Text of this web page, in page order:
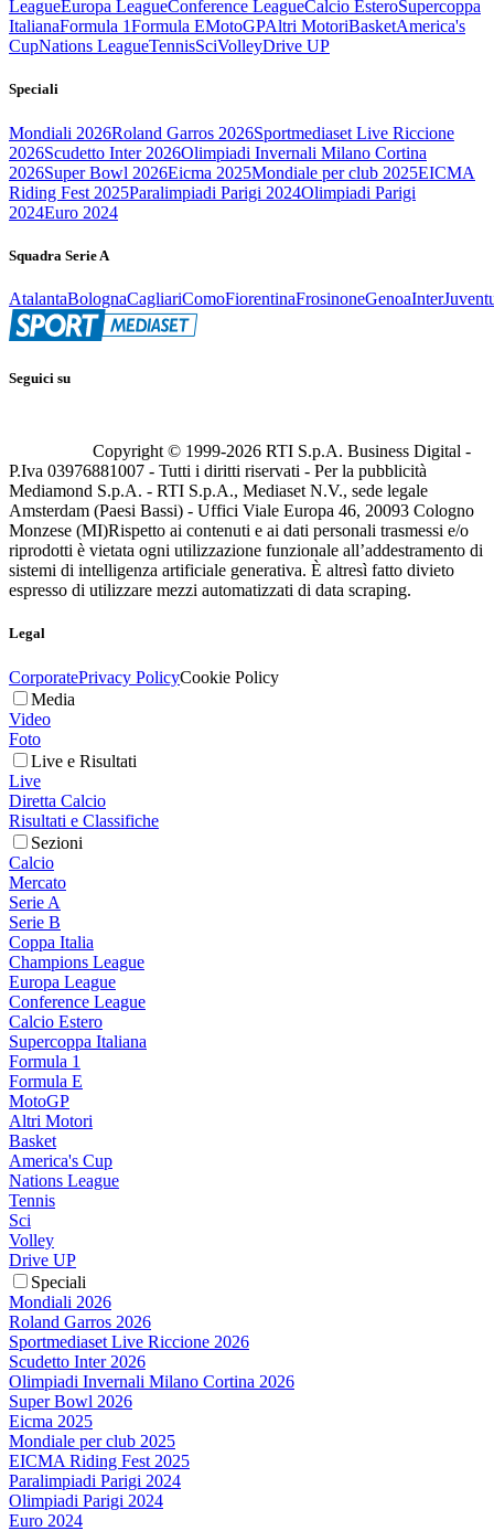
LeagueEuropa LeagueConference LeagueCalcio EsteroSupercoppa
ItalianaFormula 1Formula EMotoGPAltri MotoriBasketAmerica's
CupNations LeagueTennisSciVolleyDrive UP
Speciali
Mondiali 2026Roland Garros 2026Sportmediaset Live Riccione
2026Scudetto Inter 2026Olimpiadi Invernali Milano Cortina
2026Super Bowl 2026Eicma 2025Mondiale per club 2025EICMA
Riding Fest 2025Paralimpiadi Parigi 2024Olimpiadi Parigi
2024Euro 2024
Squadra Serie A
AtalantaBolognaCagliariComoFiorentinaFrosinoneGenoaInter
Seguici su
Copyright © 1999-2026 RTI S.p.A. Business Digital -
P.Iva 03976881007 - Tutti i diritti riservati - Per la pubblicità
Mediamond S.p.A. - RTI S.p.A., Mediaset N.V., sede legale
Amsterdam (Paesi Bassi) - Uffici Viale Europa 46, 20093 Cologno
Monzese (MI)Rispetto ai contenuti e ai dati personali trasmessi e/o
riprodotti è vietata ogni utilizzazione funzionale all’addestramento di
sistemi di intelligenza artificiale generativa. È altresì fatto divieto
espresso di utilizzare mezzi automatizzati di data scraping.
Legal
CorporatePrivacy PolicyCookie Policy
Media
Video
Foto
Live e Risultati
Live
Diretta Calcio
Risultati e Classifiche
Sezioni
Calcio
Mercato
Serie A
Serie B
Coppa Italia
Champions League
Europa League
Conference League
Calcio Estero
Supercoppa Italiana
Formula 1
Formula E
MotoGP
Altri Motori
Basket
America's Cup
Nations League
Tennis
Sci
Volley
Drive UP
Speciali
Mondiali 2026
Roland Garros 2026
Sportmediaset Live Riccione 2026
Scudetto Inter 2026
Olimpiadi Invernali Milano Cortina 2026
Super Bowl 2026
Eicma 2025
Mondiale per club 2025
EICMA Riding Fest 2025
Paralimpiadi Parigi 2024
Olimpiadi Parigi 2024
Euro 2024